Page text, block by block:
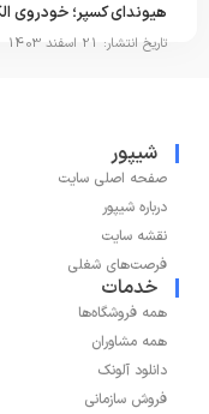
هیوندای کسپر؛ خودروی
تاریخ انتشار: 21 اسفند 1403
شیپور
صفحه اصلی سایت
درباره شیپور
نقشه سایت
فرصت‌های شغلی
خدمات
همه فروشگاه‌ها
همه مشاوران
دانلود آلونک
فروش سازمانی